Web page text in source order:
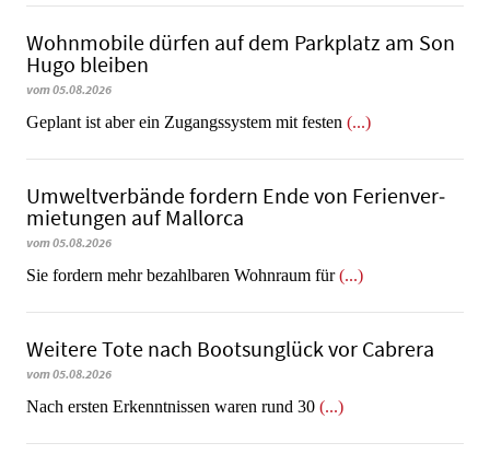
Wohnmobile dürfen auf dem Parkplatz am Son
Hugo bleiben
vom 05.08.2026
Geplant ist aber ein Zugangssystem mit festen (...)
Umweltverbände fordern Ende von Fe­ri­en­ver­
mie­tun­gen auf Mallorca
vom 05.08.2026
Sie fordern mehr bezahlbaren Wohnraum für(...)
Weitere Tote nach Bootsunglück vor Cabrera
vom 05.08.2026
​​​​​​​Nach ersten Erkenntnissen waren rund 30 (...)